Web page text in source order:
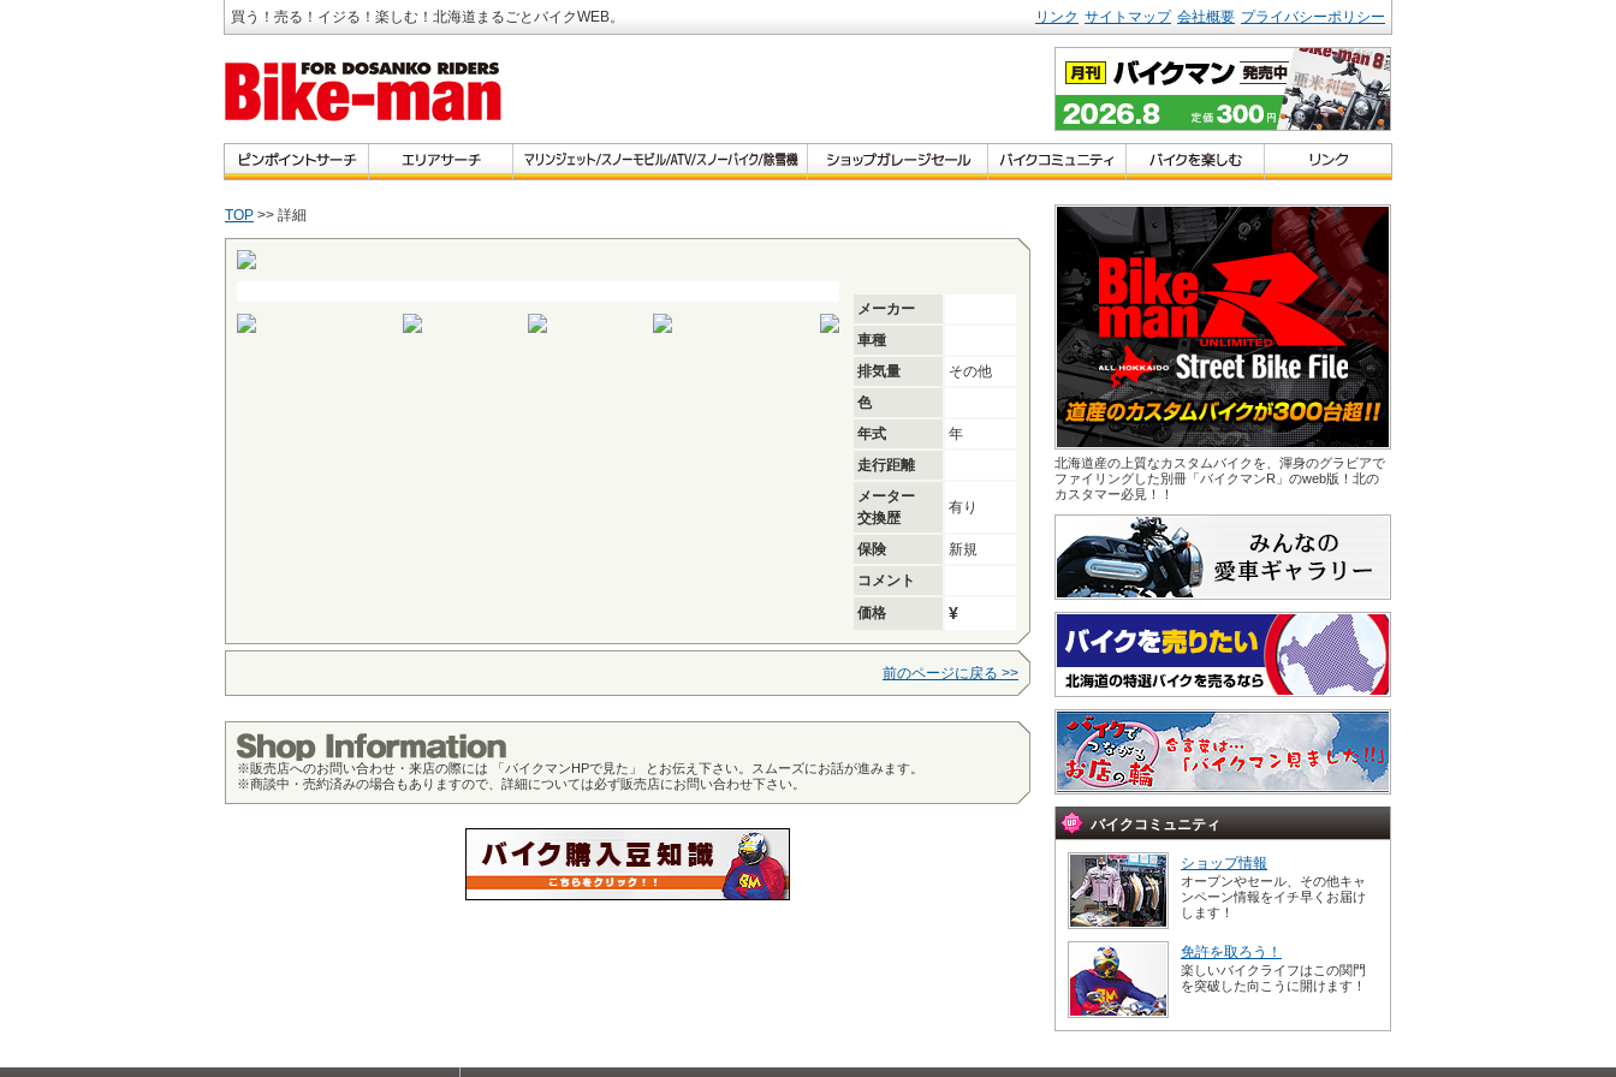
買う！売る！イジる！楽しむ！北海道まるごとバイクWEB。 リンク サイトマップ 会社概要 プライバシーポリシー
TOP >> 詳細
メーカー
車種
排気量
その他
色
年式
年
走行距離
メーター
交換歴
有り
保険
新規
コメント
価格
¥
前のページに戻る >>
※販売店へのお問い合わせ・来店の際には 「バイクマンHPで見た」 とお伝え下さい。スムーズにお話が進みます。
※商談中・売約済みの場合もありますので、詳細については必ず販売店にお問い合わせ下さい。
北海道産の上質なカスタムバイクを、渾身のグラビアで
ファイリングした別冊「バイクマンR」のweb版！北の
カスタマー必見！！
バイクコミュニティ
ショップ情報
オープンやセール、その他キャ
ンペーン情報をイチ早くお届け
します！
免許を取ろう！
楽しいバイクライフはこの関門
を突破した向こうに開けます！